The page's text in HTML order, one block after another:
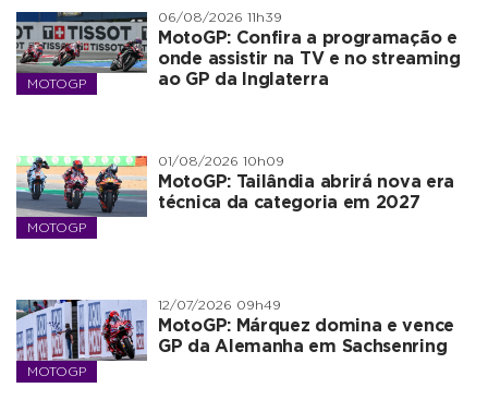
MOTOGP
06/08/2026 11h39
MotoGP: Confira a programação e
onde assistir na TV e no streaming
ao GP da Inglaterra
MOTOGP
01/08/2026 10h09
MotoGP: Tailândia abrirá nova era
técnica da categoria em 2027
MOTOGP
12/07/2026 09h49
MotoGP: Márquez domina e vence
GP da Alemanha em Sachsenring